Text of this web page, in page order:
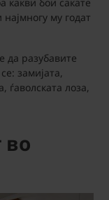
му годат
да разубавите
замијата,
ѓаволската лоза,
во